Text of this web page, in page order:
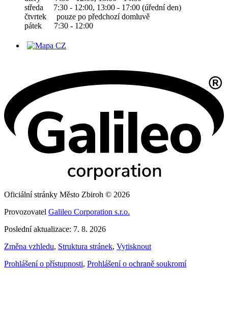
středa 7:30 - 12:00, 13:00 - 17:00 (úřední den)
čtvrtek pouze po předchozí domluvě
pátek 7:30 - 12:00
Oficiální stránky Město Zbiroh © 2026
Provozovatel Galileo Corporation s.r.o.
Poslední aktualizace: 7. 8. 2026
Změna vzhledu, Struktura stránek, Vytisknout
Prohlášení o přístupnosti, Prohlášení o ochraně soukromí